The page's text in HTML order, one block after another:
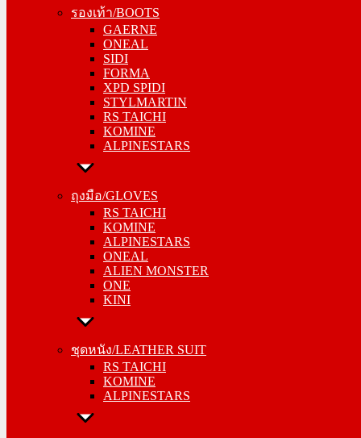
รองเท้า/BOOTS
GAERNE
ONEAL
SIDI
FORMA
XPD SPIDI
STYLMARTIN
RS TAICHI
KOMINE
ALPINESTARS
ถุงมือ/GLOVES
RS TAICHI
KOMINE
ALPINESTARS
ONEAL
ALIEN MONSTER
ONE
KINI
ชุดหนัง/LEATHER SUIT
RS TAICHI
KOMINE
ALPINESTARS
ONEAL
SIDI
FORMA
XPD SPIDI
STYLMARTIN
RS TAICHI
KOMINE
ALPINESTARS
ถุงมือ/GLOVES
KOMINE
ALPINESTARS
ONEAL
ALIEN MONSTER
ONE
KINI
ชุดหนัง/LEATHER SUIT
KOMINE
ALPINESTARS
ชุดวิบาก/JERSEY&PANTS